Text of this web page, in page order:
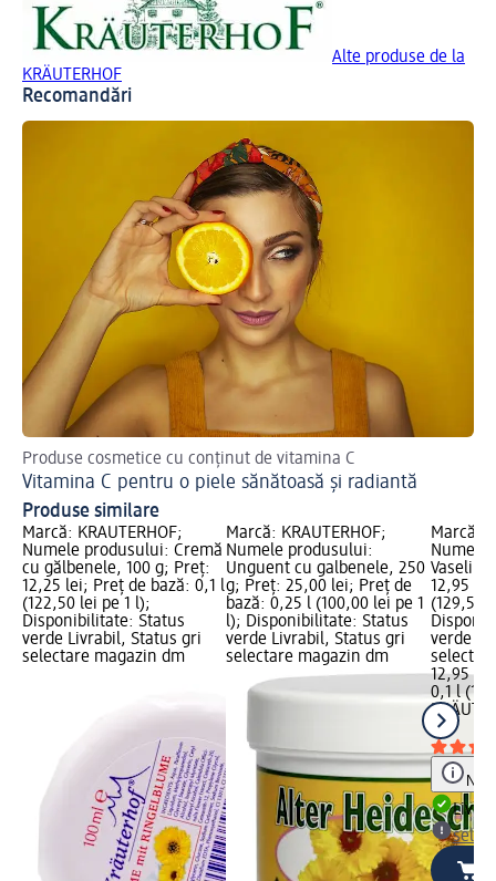
Alte produse de la
KRÄUTERHOF
Recomandări
Produse cosmetice cu conținut de vitamina C
Vitamina C pentru o piele sănătoasă și radiantă
Produse similare
Marcă: KRÄUTERHOF;
Numele produsului: Cremă
cu gălbenele, 100 g; Preț:
12,25 lei; Preț de bază: 0,1 l
(122,50 lei pe 1 l);
Disponibilitate: Status
verde Livrabil, Status gri
selectare magazin dm
Marcă: KRÄUTERHOF;
Numele produsului:
Unguent cu galbenele, 250
g; Preț: 25,00 lei; Preț de
bază: 0,25 l (100,00 lei pe 1
l); Disponibilitate: Status
verde Livrabil, Status gri
selectare magazin dm
Marcă:
Numele
12,95
(129,50
verde
12,95 lei
0,1 l
g
Notă